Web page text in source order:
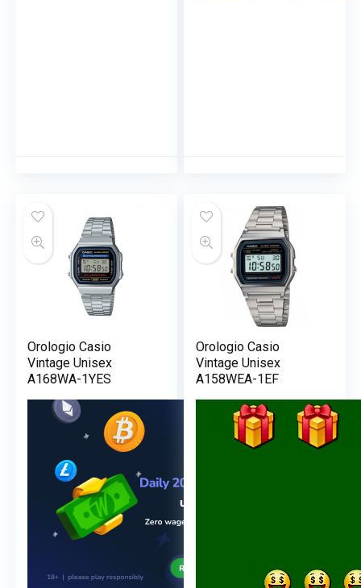
Orologio Casio
Vintage Unisex
A168WA-1YES
Orologio Casio
Vintage Unisex
A158WEA-1EF